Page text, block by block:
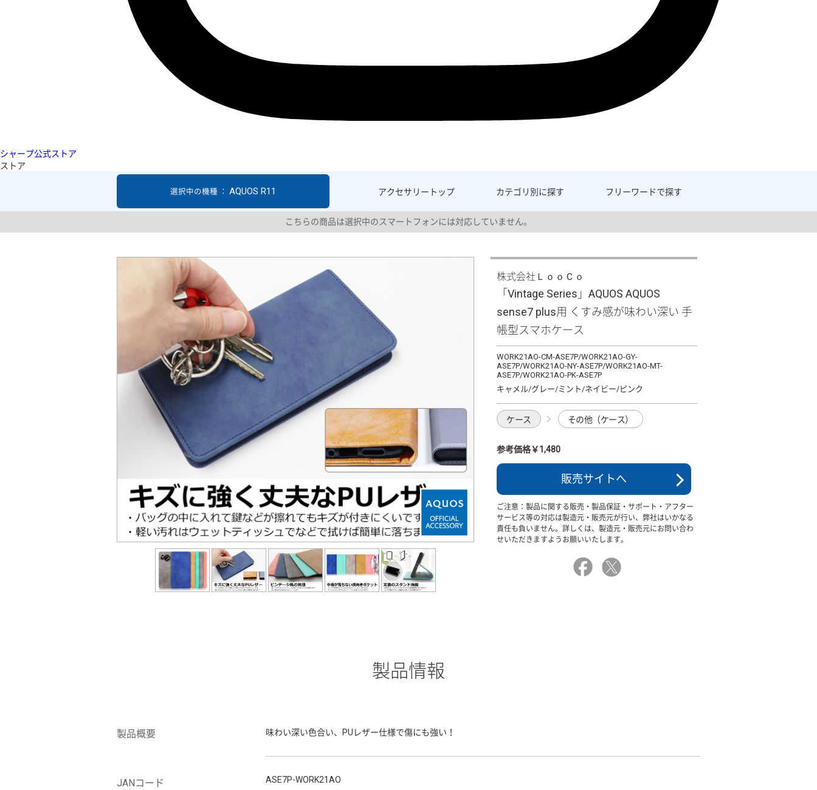
シャープ公式ストア
ストア
アクセサリー トップ カテゴリ別に探す フリーワードで探す
選択中の機種 ： AQUOS R11
こちらの商品は選択中のスマートフォンには対応していません。
株式会社ＬｏｏＣｏ
「Vintage Series」AQUOS AQUOS
sense7 plus用 くすみ感が味わい深い 手
帳型スマホケース
WORK21AO-CM-ASE7P/WORK21AO-GY-
ASE7P/WORK21AO-NY-ASE7P/WORK21AO-MT-
ASE7P/WORK21AO-PK-ASE7P
キャメル/グレー/ミント/ネイビー/ピンク
ケース その他（ケース）
参考価格￥1,480
販売サイトへ
ご注意：製品に関する販売・製品保証・サポート・アフター
サービス等の対応は製造元・販売元が行い、弊社はいかなる
責任も負いません。詳しくは、製造元・販売元にお問い合わ
せいただきますようお願いいたします。
製品情報
製品概要 味わい深い色合い、PUレザー仕様で傷にも強い！
JANコード ASE7P-WORK21AO